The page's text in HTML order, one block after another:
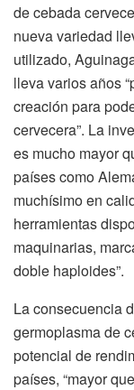
de cebada
nueva variedad
utilizado,
lleva varios años
creación para
cervecera”. La
es mucho mayor
países como
muchísimo en
herramientas
maquinarias,
doble haploides”.
La consecuencia
germoplasma de
potencial de
países, “mayor